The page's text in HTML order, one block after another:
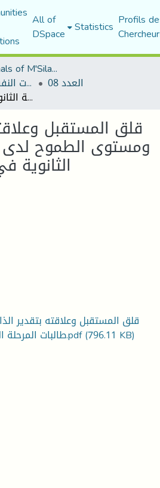
All of
DSpace Statistics Profils
Scientific Journals of M'Sila University
مجلة الجامع في الدراسات النفسية والعلوم التربوية العدد 08
قلق المستقبل وعلاقته بتقدير الذات ومستوى الطموح لدى طالبات المرحلة الثانوية في مدينة الرياض
قلق المستقبل
ومستوى الطموح لدى
الثانوية
قلق المستقبل وعلاقته بتقدير
طالبات المرحلة الثانوية في مدينة الرياض.pdf(796.11 KB)